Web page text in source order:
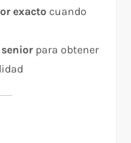
exacto cuando
para obtener